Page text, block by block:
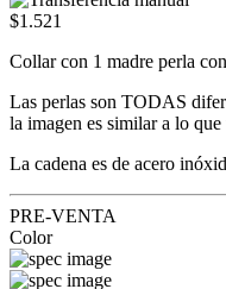
$1.521
Collar con 1 madre perla
Las perlas son TODAS
la imagen es similar a lo
La cadena es de acero
PRE-VENTA
Color